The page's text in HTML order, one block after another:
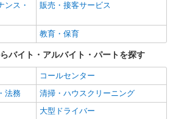
ミドル（40代～）活躍中
シニア（60代～）活躍中
ボーナス・賞与あり
完全週休2日制
禁煙・分煙
車通勤OK
自転車通勤OK
ンス・
販売・接客サービス
教育・保育
バイト・アルバイト・パートを探す
コールセンター
法務
清掃・ハウスクリーニング
大型ドライバー